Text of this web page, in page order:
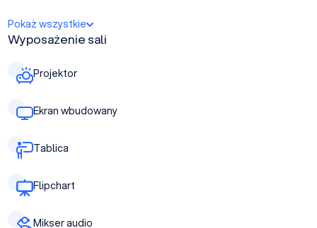
Pokaż wszystkie
Wyposażenie sali
Projektor
Ekran wbudowany
Tablica
Flipchart
Mikser audio